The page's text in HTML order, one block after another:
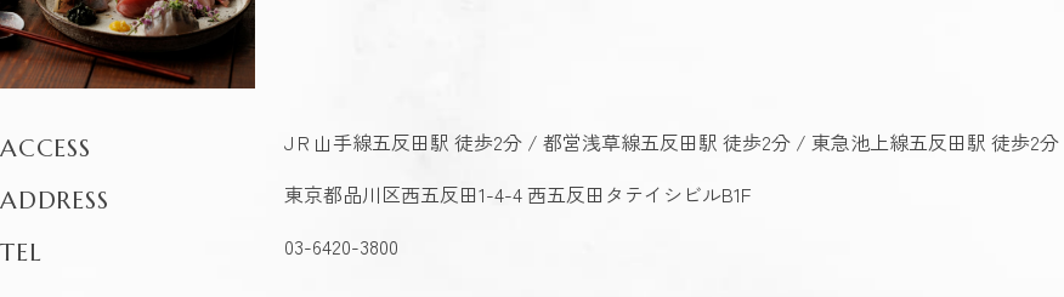
ACCESS JＲ山手線五反田駅 徒歩2分 / 都営浅草線五反田駅 徒歩2分 / 東急池上線五反田駅 徒歩2分
ADDRESS 東京都品川区西五反田1-4-4 西五反田タテイシビルB1F
TEL 03-6420-3800